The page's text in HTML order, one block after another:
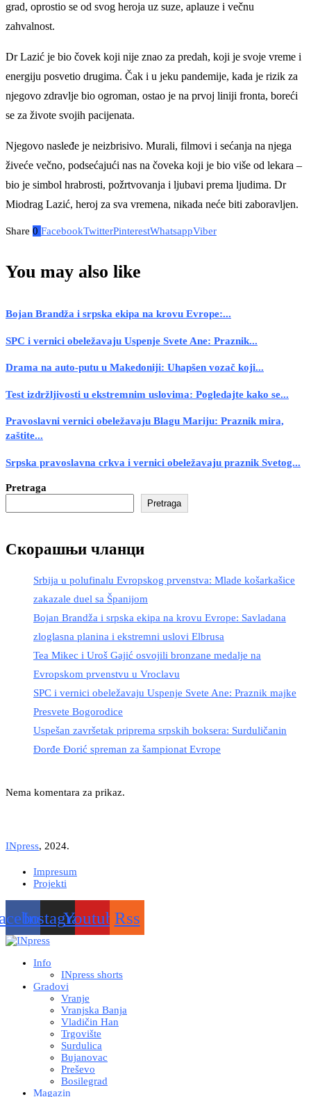
grad, oprostio se od svog heroja uz suze, aplauze i večnu
zahvalnost.
Dr Lazić je bio čovek koji nije znao za predah, koji je svoje vreme i
energiju posvetio drugima. Čak i u jeku pandemije, kada je rizik za
njegovo zdravlje bio ogroman, ostao je na prvoj liniji fronta, boreći
se za živote svojih pacijenata.
Njegovo nasleđe je neizbrisivo. Murali, filmovi i sećanja na njega
živeće večno, podsećajući nas na čoveka koji je bio više od lekara –
bio je simbol hrabrosti, požrtvovanja i ljubavi prema ljudima. Dr
Miodrag Lazić, heroj za sva vremena, nikada neće biti zaboravljen.
Share 0 FacebookTwitterPinterestWhatsappViber
You may also like
Bojan Brandža i srpska ekipa na krovu Evrope:...
SPC i vernici obeležavaju Uspenje Svete Ane: Praznik...
Drama na auto-putu u Makedoniji: Uhapšen vozač koji...
Test izdržljivosti u ekstremnim uslovima: Pogledajte kako se...
Pravoslavni vernici obeležavaju Blagu Mariju: Praznik mira,
zaštite...
Srpska pravoslavna crkva i vernici obeležavaju praznik Svetog...
Pretraga
Pretraga
Скорашњи чланци
Srbija u polufinalu Evropskog prvenstva: Mlade košarkašice
zakazale duel sa Španijom
Bojan Brandža i srpska ekipa na krovu Evrope: Savladana
zloglasna planina i ekstremni uslovi Elbrusa
Tea Mikec i Uroš Gajić osvojili bronzane medalje na
Evropskom prvenstvu u Vroclavu
SPC i vernici obeležavaju Uspenje Svete Ane: Praznik majke
Presvete Bogorodice
Uspešan završetak priprema srpskih boksera: Surduličanin
Đorđe Đorić spreman za šampionat Evrope
Nema komentara za prikaz.
INpress, 2024.
Impresum
Projekti
InstagramYoutubeRss
Info
INpress shorts
Gradovi
Vranje
Vranjska Banja
Vladičin Han
Trgovište
Surdulica
Bujanovac
Preševo
Bosilegrad
Magazin